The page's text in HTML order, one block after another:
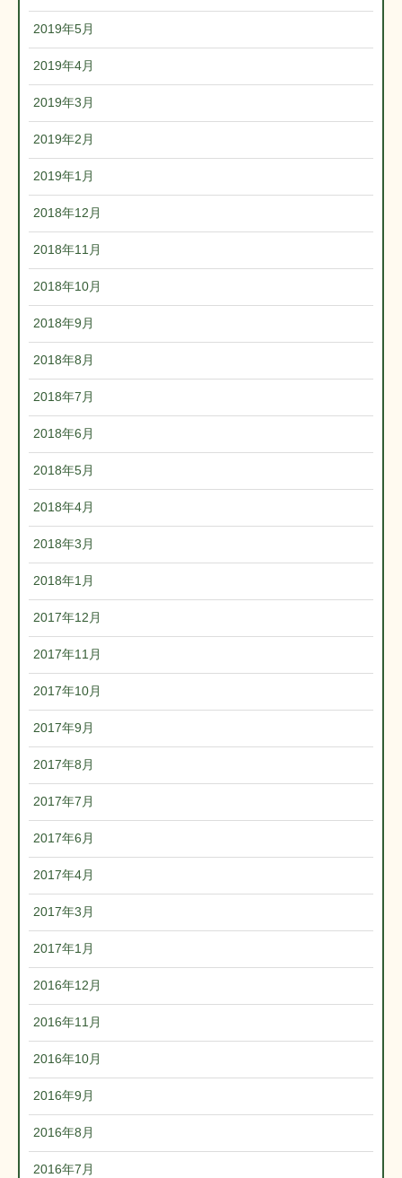
2019年5月
2019年4月
2019年3月
2019年2月
2019年1月
2018年12月
2018年11月
2018年10月
2018年9月
2018年8月
2018年7月
2018年6月
2018年5月
2018年4月
2018年3月
2018年1月
2017年12月
2017年11月
2017年10月
2017年9月
2017年8月
2017年7月
2017年6月
2017年4月
2017年3月
2017年1月
2016年12月
2016年11月
2016年10月
2016年9月
2016年8月
2016年7月